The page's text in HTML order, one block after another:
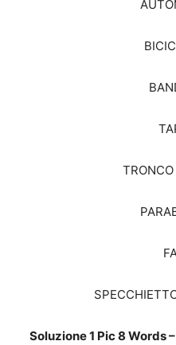
Soluzione 1 Pic 8 Words